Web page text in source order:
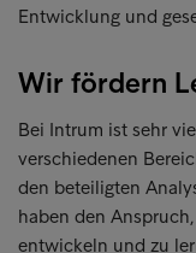
Entwicklung und
Wir fördern
Bei Intrum ist sehr
verschiedenen
den beteiligten
haben den
entwickeln und zu